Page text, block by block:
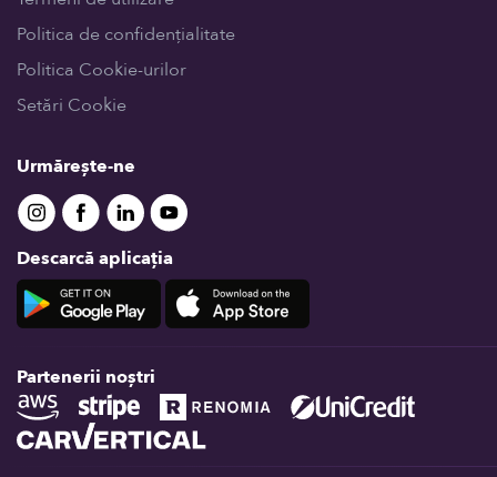
Politica de confidențialitate
Politica Cookie-urilor
Setări Cookie
Urmărește-ne
Descarcă aplicația
Partenerii noștri